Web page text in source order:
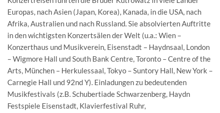
Europas, nach Asien (Japan, Korea), Kanada, in die USA, nach
Afrika, Australien und nach Russland. Sie absolvierten Auftritte
in den wichtigsten Konzertsälen der Welt (u.a.: Wien –
Konzerthaus und Musikverein, Eisenstadt – Haydnsaal, London
– Wigmore Hall und South Bank Centre, Toronto – Centre of the
Arts, München – Herkulessaal, Tokyo – Suntory Hall, New York –
Carnegie Hall und 92nd Y). Einladungen zu bedeutenden
Musikfestivals (z.B. Schubertiade Schwarzenberg, Haydn
Festspiele Eisenstadt, Klavierfestival Ruhr,